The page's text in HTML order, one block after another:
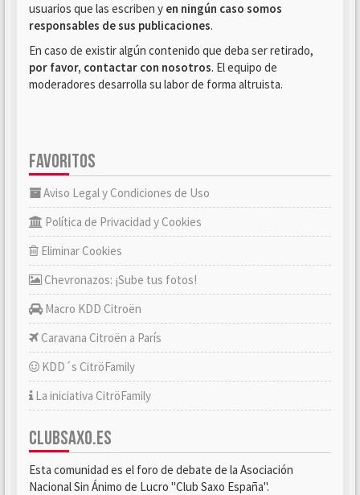
usuarios que las escriben y en ningún caso somos
responsables de sus publicaciones.
En caso de existir algún contenido que deba ser retirado,
por favor, contactar con nosotros. El equipo de
moderadores desarrolla su labor de forma altruista.
FAVORITOS
Aviso Legal y Condiciones de Uso
Política de Privacidad y Cookies
Eliminar Cookies
Chevronazos: ¡Sube tus fotos!
Macro KDD Citroën
Caravana Citroën a París
KDD´s CitröFamily
La iniciativa CitröFamily
CLUBSAXO.ES
Esta comunidad es el foro de debate de la Asociación
Nacional Sin Ánimo de Lucro "Club Saxo España".